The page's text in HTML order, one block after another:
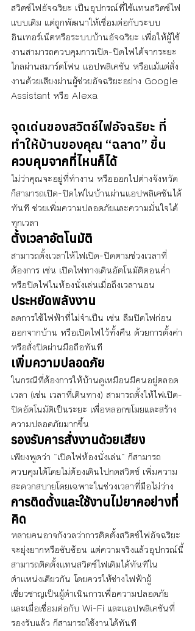
สวิตช์ไฟอัจฉริยะ เป็นอุปกรณ์ที่ใช้แทนสวิตช์ไฟ
แบบเดิม แต่ถูกพัฒนาให้เชื่อมต่อกับระบบ
อินเทอร์เน็ตหรือระบบบ้านอัจฉริยะ เพื่อให้ผู้ใช้
งานสามารถควบคุมการเปิด-ปิดไฟได้จากระยะ
ไกลผ่านสมาร์ตโฟน แอปพลิเคชัน หรือแม้แต่สั่ง
งานด้วยเสียงผ่านผู้ช่วยอัจฉริยะอย่าง Google
Assistant หรือ Alexa
จุดเด่นของสวิตช์ไฟอัจฉริยะ ที่
ทำให้บ้านของคุณ “ฉลาด” ขึ้น
ควบคุมจากที่ไหนก็ได้
ไม่ว่าคุณจะอยู่ที่ทำงาน หรือออกไปต่างจังหวัด
ก็สามารถเปิด-ปิดไฟในบ้านผ่านแอปพลิเคชันได้
ทันที ช่วยเพิ่มความปลอดภัยและความมั่นใจได้
ทุกเวลา
ตั้งเวลาอัตโนมัติ
สามารถตั้งเวลาให้ไฟเปิด-ปิดตามช่วงเวลาที่
ต้องการ เช่น เปิดไฟทางเดินอัตโนมัติตอนค่ำ
หรือปิดไฟในห้องนั่งเล่นเมื่อถึงเวลานอน
ประหยัดพลังงาน
ลดการใช้ไฟฟ้าที่ไม่จำเป็น เช่น ลืมปิดไฟก่อน
ออกจากบ้าน หรือเปิดไฟไว้ทั้งคืน ด้วยการตั้งค่า
หรือสั่งปิดผ่านมือถือทันที
เพิ่มความปลอดภัย
ในกรณีที่ต้องการให้บ้านดูเหมือนมีคนอยู่ตลอด
เวลา (เช่น เวลาที่เดินทาง) สามารถตั้งให้ไฟเปิด-
ปิดอัตโนมัติเป็นระยะ เพื่อหลอกขโมยและสร้าง
ความปลอดภัยมากขึ้น
รองรับการสั่งงานด้วยเสียง
เพียงพูดว่า “เปิดไฟห้องนั่งเล่น” ก็สามารถ
ควบคุมได้โดยไม่ต้องเดินไปกดสวิตช์ เพิ่มความ
สะดวกสบายโดยเฉพาะในช่วงเวลาที่มือไม่ว่าง
การติดตั้งและใช้งานไม่ยากอย่างที่
คิด
หลายคนอาจกังวลว่าการติดตั้งสวิตช์ไฟอัจฉริยะ
จะยุ่งยากหรือซับซ้อน แต่ความจริงแล้วอุปกรณ์นี้
สามารถติดตั้งแทนสวิตช์ไฟเดิมได้ทันทีใน
ตำแหน่งเดียวกัน โดยควรให้ช่างไฟฟ้าผู้
เชี่ยวชาญเป็นผู้ดำเนินการเพื่อความปลอดภัย
และเมื่อเชื่อมต่อกับ Wi-Fi และแอปพลิเคชันที่
รองรับแล้ว ก็สามารถใช้งานได้ทันที